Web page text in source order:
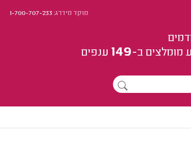
מוקד מידרג:1-700-707-233
מומלצים ב-149 ענפים